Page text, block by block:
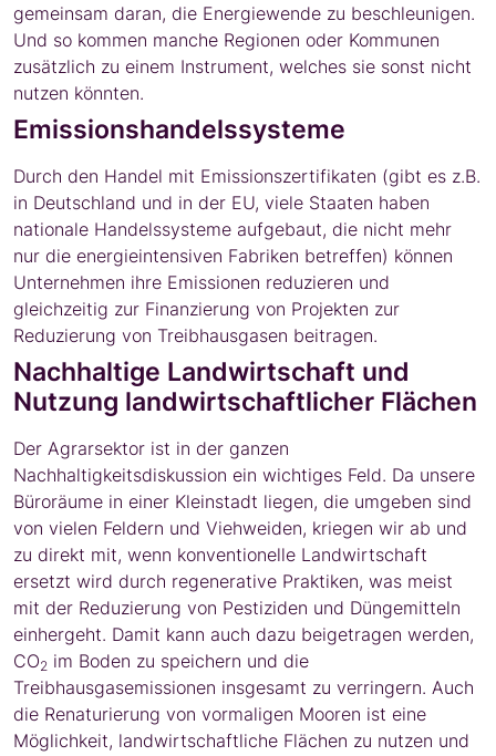
gemeinsam daran, die Energiewende zu beschleunigen.
Und so kommen manche Regionen oder Kommunen
zusätzlich zu einem Instrument, welches sie sonst nicht
nutzen könnten.
Emissionshandelssysteme
Durch den Handel mit Emissionszertifikaten (gibt es z.B.
in Deutschland und in der EU, viele Staaten haben
nationale Handelssysteme aufgebaut, die nicht mehr
nur die energieintensiven Fabriken betreffen) können
Unternehmen ihre Emissionen reduzieren und
gleichzeitig zur Finanzierung von Projekten zur
Reduzierung von Treibhausgasen beitragen.
Nachhaltige Landwirtschaft und
Nutzung landwirtschaftlicher Flächen
Der Agrarsektor ist in der ganzen
Nachhaltigkeitsdiskussion ein wichtiges Feld. Da unsere
Büroräume in einer Kleinstadt liegen, die umgeben sind
von vielen Feldern und Viehweiden, kriegen wir ab und
zu direkt mit, wenn konventionelle Landwirtschaft
ersetzt wird durch regenerative Praktiken, was meist
mit der Reduzierung von Pestiziden und Düngemitteln
einhergeht. Damit kann auch dazu beigetragen werden,
CO2 im Boden zu speichern und die
Treibhausgasemissionen insgesamt zu verringern. Auch
die Renaturierung von vormaligen Mooren ist eine
Möglichkeit, landwirtschaftliche Flächen zu nutzen und